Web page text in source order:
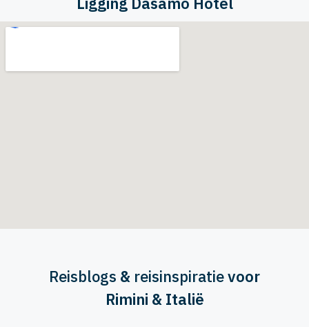
Reisblogs & reisinspiratievoor
Rimini & Italië